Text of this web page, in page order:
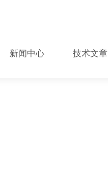
新闻中心 技术文章